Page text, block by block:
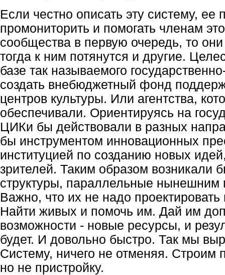
Если честно описать эту систему, ее
промониторить и помогать членам
сообщества в первую очередь, то
тогда к ним потянутся и другие.
базе так называемого
создать внебюджетный фонд
центров культуры. Или агентства,
обеспечивали. Ориентируясь на
ЦИКи бы действовали в разных
бы инструментом инновационных
институцией по созданию новых
зрителей. Таким образом возникали
структуры, параллельные нынешним
Важно, что их не надо проектировать
Найти живых и помочь им. Дай им
возможности - новые ресурсы, и
будет. И довольно быстро. Так мы
Систему, ничего не отменяя. Строим
но не пристройку.